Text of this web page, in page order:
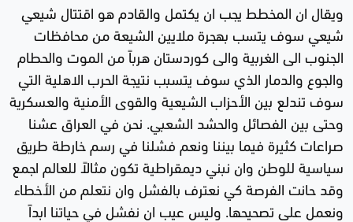
ويقال ان المخطط يجب ان يكتمل والقادم هو اقتتال شيعي
شيعي سوف يتسب بهجرة ملايين الشيعة من محافظات
الجنوب الى الغربية والى كوردستان هرباً من الموت والحطام
والجوع والدمار الذي سوف يتسبب نتيجة الحرب الاهلية التي
سوف تندلع بين الأحزاب الشيعية والقوى الأمنية والعسكرية
وحتى بين الفصائل والحشد الشعبي. نحن في العراق عشنا
صراعات كثيرة فيما بيننا ونعم فشلنا في رسم خارطة طريق
سياسية للوطن وان نبني ديمقراطية تكون مثالاً للعالم اجمع
وقد حانت الفرصة كي نعترف بالفشل وان نتعلم من الأخطاء
ونعمل على تصحيحها. وليس عيب ان نفشل في حياتنا ابداً